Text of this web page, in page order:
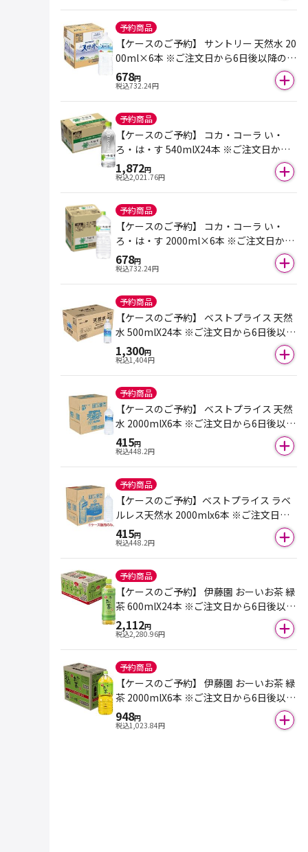
予約商品
【ケースのご予約】 サントリー 天然水 20
00ml×6本 ※ご注文日から6日後以降のお
届けとなります。
678円
税込732.24円
予約商品
【ケースのご予約】 コカ・コーラ い・
ろ・は・す 540mlX24本 ※ご注文日から6
日後以降のお届けとなります。
1,872円
税込2,021.76円
予約商品
【ケースのご予約】 コカ・コーラ い・
ろ・は・す 2000ml×6本 ※ご注文日から
6日後以降のお届けとなります。
678円
税込732.24円
予約商品
【ケースのご予約】 ベストプライス 天然
水 500mlX24本 ※ご注文日から6日後以降
のお届けとなります。
1,300円
税込1,404円
予約商品
【ケースのご予約】 ベストプライス 天然
水 2000mlX6本 ※ご注文日から6日後以降
のお届けとなります。
415円
税込448.2円
予約商品
【ケースのご予約】ベストプライス ラベ
ルレス天然水 2000mlx6本 ※ご注文日か
ら6日後以降のお届けとなります。
415円
税込448.2円
予約商品
【ケースのご予約】 伊藤園 おーいお茶 緑
茶 600mlX24本 ※ご注文日から6日後以降
のお届けとなります。
2,112円
税込2,280.96円
予約商品
【ケースのご予約】 伊藤園 おーいお茶 緑
茶 2000mlX6本 ※ご注文日から6日後以降
のお届けとなります。
948円
税込1,023.84円